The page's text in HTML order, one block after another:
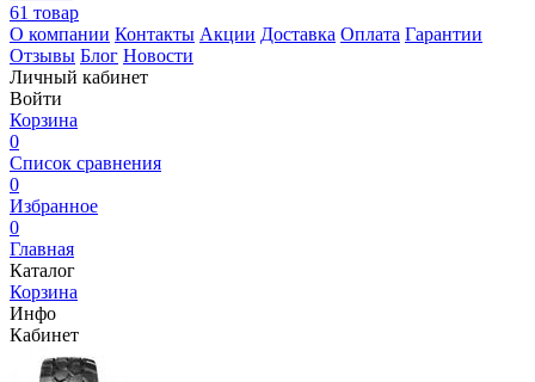
61 товар
О компании Контакты Акции Доставка Оплата Гарантии
Отзывы Блог Новости
Личный кабинет
Войти
Корзина
0
Список сравнения
0
Избранное
0
Главная
Каталог
Корзина
Инфо
Кабинет